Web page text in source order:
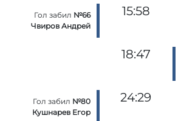
Гол забил №66
Чвиров Андрей
15:58
18:47
Гол забил №80
Кушнарев Егор
24:29